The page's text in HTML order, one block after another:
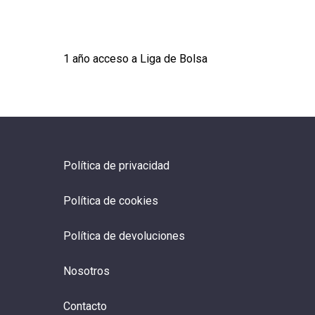
1 año acceso a Liga de Bolsa
Política de privacidad
Política de cookies
Política de devoluciones
Nosotros
Contacto